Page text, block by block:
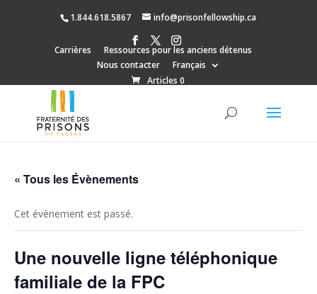
1.844.618.5867 info@prisonfellowship.ca
Carrières
Ressources pour les anciens détenus
Nous contacter
Français
Articles 0
« Tous les Évènements
Cet évènement est passé.
Une nouvelle ligne téléphonique
familiale de la FPC